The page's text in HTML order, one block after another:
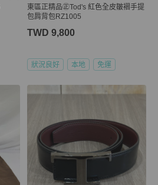
東區正精品㊣Tod's 紅色全皮皺褶手提
包肩背包RZ1005
TWD 9,800
狀況良好 本地 免運